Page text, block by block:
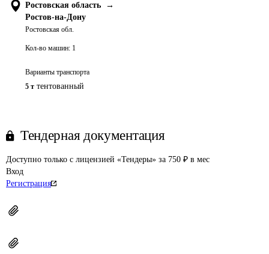
Ростовская область
→
Ростов-на-Дону
Ростовская обл.
Кол-во машин: 1
Варианты транспорта
5 т тентованный
Тендерная документация
Доступно только с лицензией «Тендеры» за 750 ₽ в мес
Вход
Регистрация